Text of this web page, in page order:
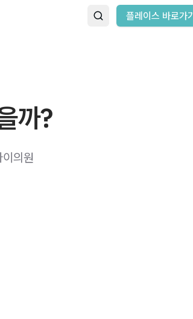
플레이스 바로가기
까?
의원